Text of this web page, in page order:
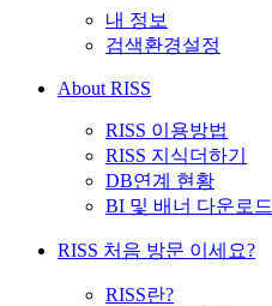
내 정보
검색환경설정
About RISS
RISS 이용방법
RISS 지식더하기
DB연계 현황
BI 및 배너 다운로드
RISS 처음 방문 이세요?
RISS란?